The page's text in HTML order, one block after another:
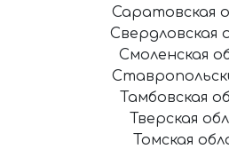
Саратовская
Свердловская
Смоленская
Тамбовская
Тверская
Томская